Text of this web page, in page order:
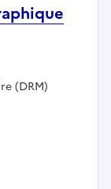
(DRM)
zone